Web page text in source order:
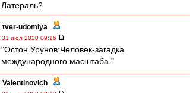
Латераль?
tver-udomlya -
31 июл 2020 09:16
"Остон Урунов:Человек-загадка
международного масштаба."
Valentinovich -